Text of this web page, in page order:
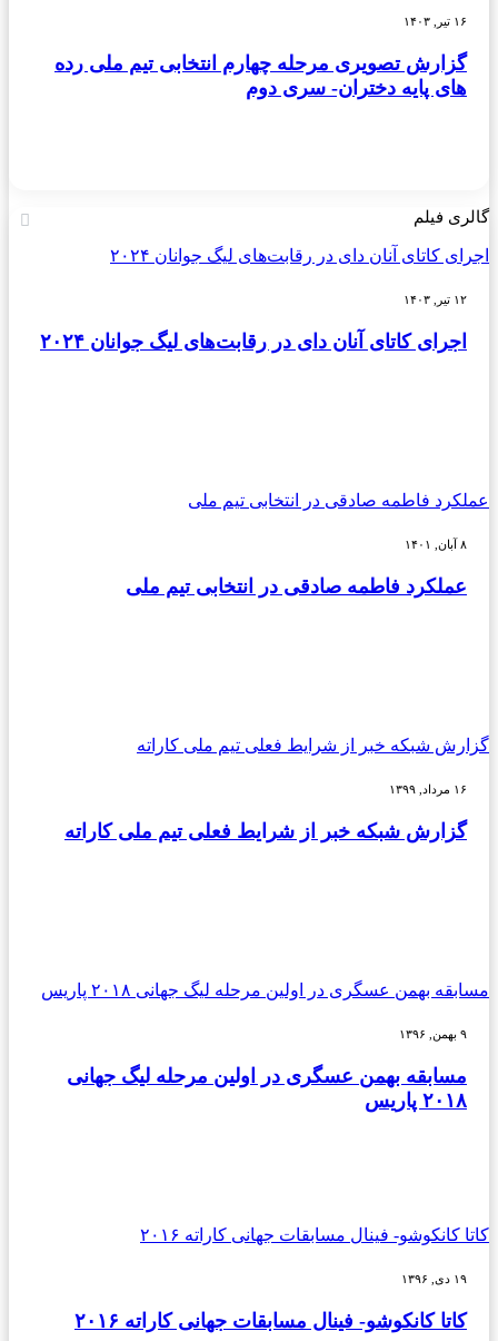
۱۶ تیر, ۱۴۰۳
گزارش تصویری مرحله چهارم انتخابی تیم ملی رده
های پایه دختران- سری دوم
گالری فیلم
اجرای کاتای آنان دای در رقابت‌های لیگ جوانان ۲۰۲۴
۱۲ تیر, ۱۴۰۳
اجرای کاتای آنان دای در رقابت‌های لیگ جوانان ۲۰۲۴
عملکرد فاطمه صادقی در انتخابی تیم ملی
۸ آبان, ۱۴۰۱
عملکرد فاطمه صادقی در انتخابی تیم ملی
گزارش شبکه خبر از شرایط فعلی تیم ملی کاراته
۱۶ مرداد, ۱۳۹۹
گزارش شبکه خبر از شرایط فعلی تیم ملی کاراته
مسابقه بهمن عسگری در اولین مرحله لیگ جهانی ۲۰۱۸ پاریس
۹ بهمن, ۱۳۹۶
مسابقه بهمن عسگری در اولین مرحله لیگ جهانی
۲۰۱۸ پاریس
کاتا کانکوشو- فینال مسابقات جهانی کاراته ۲۰۱۶
۱۹ دی, ۱۳۹۶
کاتا کانکوشو- فینال مسابقات جهانی کاراته ۲۰۱۶